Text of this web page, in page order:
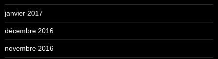
janvier 2017
décembre 2016
novembre 2016